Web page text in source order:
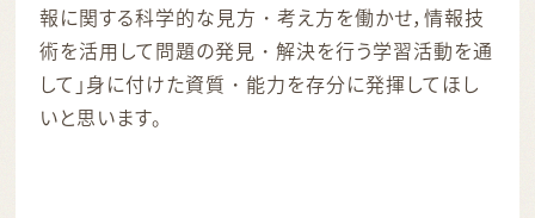
報に関する科学的な見方・考え方を働かせ，情報技
術を活用して問題の発見・解決を行う学習活動を通
して」身に付けた資質・能力を存分に発揮してほし
いと思います。